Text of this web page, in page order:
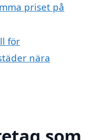
priset på
för
nära